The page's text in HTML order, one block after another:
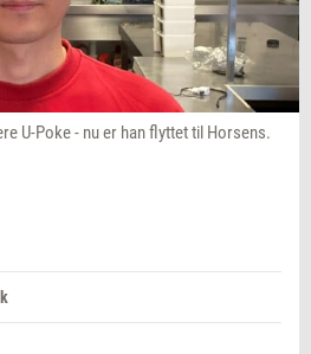
U-Poke - nu er han flyttet til Horsens.